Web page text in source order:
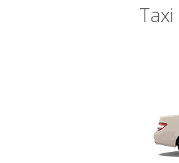
Taxi